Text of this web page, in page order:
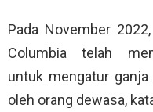
Pada November
Columbia telah
untuk mengatur
oleh orang dewasa,